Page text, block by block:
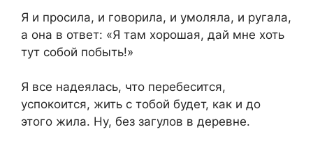
Я и просила, и говорила, и умоляла, и ругала,
а она в ответ: «Я там хорошая, дай мне хоть
тут собой побыть!»
Я все надеялась, что перебесится,
успокоится, жить с тобой будет, как и до
этого жила. Ну, без загулов в деревне.